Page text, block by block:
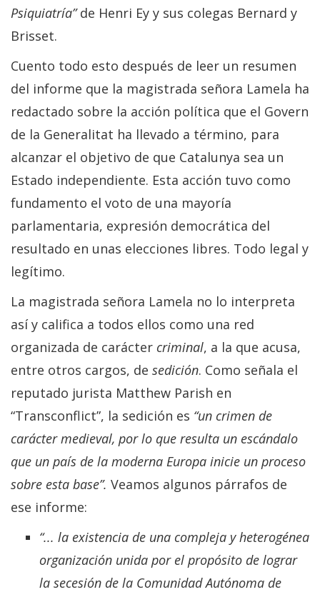
Psiquiatría”de Henri Ey y sus colegas Bernard y
Brisset.
Cuento todo esto después de leer un resumen
del informe que la magistrada señora Lamela ha
redactado sobre la acción política que el Govern
de la Generalitat ha llevado a término, para
alcanzar el objetivo de que Catalunya sea un
Estado independiente. Esta acción tuvo como
fundamento el voto de una mayoría
parlamentaria, expresión democrática del
resultado en unas elecciones libres. Todo legal y
legítimo.
La magistrada señora Lamela no lo interpreta
así y califica a todos ellos como una red
organizada de carácter criminal, a la que acusa,
entre otros cargos, de sedición. Como señala el
reputado jurista Matthew Parish en
“Transconflict”, la sedición es “un crimen de
carácter medieval, por lo que resulta un escándalo
que un país de la moderna Europa inicie un proceso
sobre esta base”. Veamos algunos párrafos de
ese informe:
“... la existencia de una compleja y heterogénea
organización unida por el propósito de lograr
la secesión de la Comunidad Autónoma de